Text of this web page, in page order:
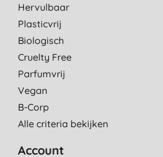
Hervulbaar
Plasticvrij
Biologisch
Cruelty Free
Parfumvrij
Vegan
B-Corp
Alle criteria bekijken
Account